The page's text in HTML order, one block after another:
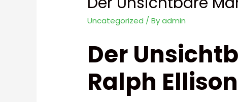
Uncategorized / Byadmin
Der
Ralph Ellison